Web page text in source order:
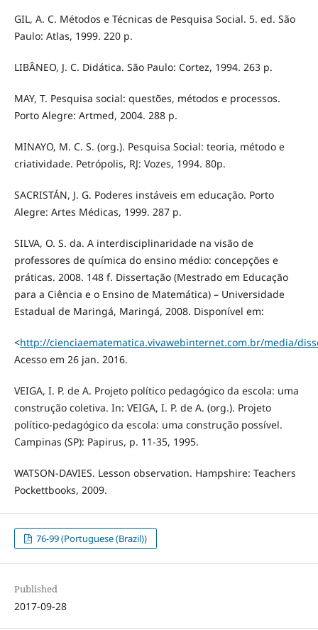
GIL, A. C. Métodos e Técnicas de Pesquisa Social. 5. ed. São
Paulo: Atlas, 1999. 220 p.
LIBÂNEO, J. C. Didática. São Paulo: Cortez, 1994. 263 p.
MAY, T. Pesquisa social: questões, métodos e processos.
Porto Alegre: Artmed, 2004. 288 p.
MINAYO, M. C. S. (org.). Pesquisa Social: teoria, método e
criatividade. Petrópolis, RJ: Vozes, 1994. 80p.
SACRISTÁN, J. G. Poderes instáveis em educação. Porto
Alegre: Artes Médicas, 1999. 287 p.
SILVA, O. S. da. A interdisciplinaridade na visão de
professores de química do ensino médio: concepções e
práticas. 2008. 148 f. Dissertação (Mestrado em Educação
para a Ciência e o Ensino de Matemática) – Universidade
Estadual de Maringá, Maringá, 2008. Disponível em:
<http://cienciaematematica.vivawebinternet.com.br/media/
Acesso em 26 jan. 2016.
VEIGA, I. P. de A. Projeto político pedagógico da escola: uma
construção coletiva. In: VEIGA, I. P. de A. (org.). Projeto
político-pedagógico da escola: uma construção possível.
Campinas (SP): Papirus, p. 11-35, 1995.
WATSON-DAVIES. Lesson observation. Hampshire: Teachers
Pockettbooks, 2009.
76-99 (Portuguese (Brazil))
Published
2017-09-28